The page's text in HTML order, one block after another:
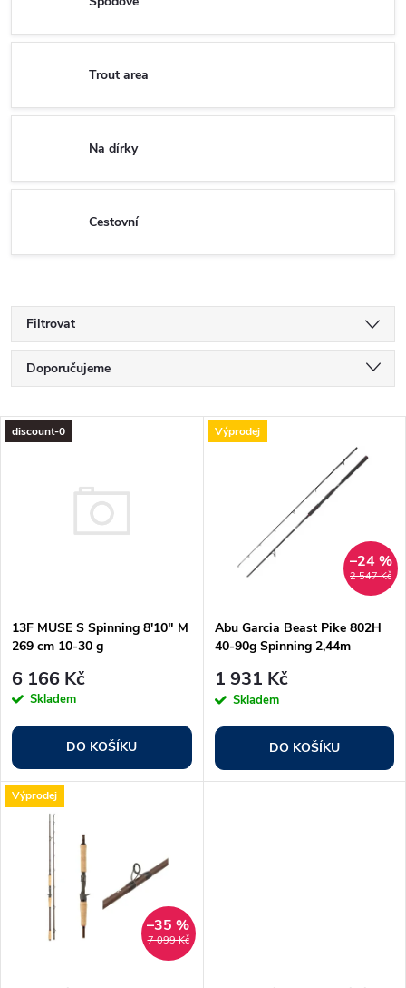
Trout area
Na dírky
Cestovní
Filtrovat
Ř
a
p
r
o
d
Doporučujeme
Nejdražší
V
s
p
r
o
d
discount-0
13F MUSE S Spinning 8'10ʺ M
269 cm 10-30 g
6 166 Kč
Skladem
DO KOŠÍKU
Výprodej
2 547 Kč
–24 %
Abu Garcia Beast Pike 802H
40-90g Spinning 2,44m
1 931 Kč
Skladem
DO KOŠÍKU
Výprodej
7 099 Kč
–35 %